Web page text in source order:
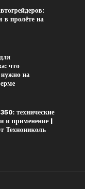
в пролёте на
что
нужно на
технические
и применение |
Технониколь